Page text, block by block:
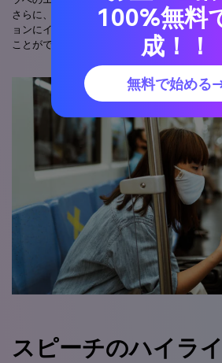
さらに、検索エンジンのクローラーは、テキ
ョンにインデックスを付けて、コンテンツの
ことができます。
スピーチのハイラ
100%無料
成！！
無料で始める